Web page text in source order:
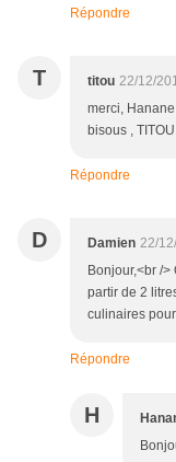
Répondre
T titou 22/12/
merci,
bisous ,
Répondre
D Damien 22/
Bonjour,<br /
partir de 2
culinaires
Répondre
H